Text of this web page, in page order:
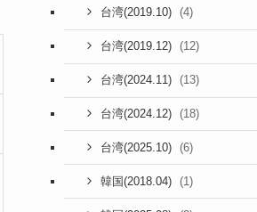
台湾(2019.10) (4)
台湾(2019.12) (12)
台湾(2024.11) (13)
台湾(2024.12) (18)
台湾(2025.10) (6)
韓国(2018.04) (1)